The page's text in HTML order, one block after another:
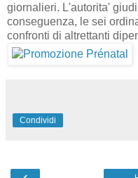
giornalieri. L'autorita'
conseguenza, le sei
confronti di altrettanti
Condividi